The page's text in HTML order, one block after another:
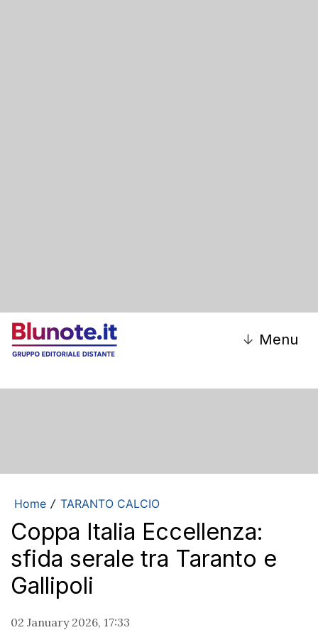
↓ Menu
Home / TARANTO CALCIO
Coppa Italia Eccellenza:
sfida serale tra Taranto e
Gallipoli
02 January 2026, 17:33